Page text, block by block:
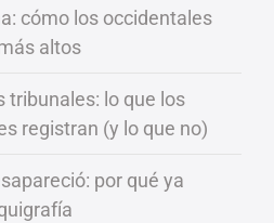
cómo los occidentales
altos
tribunales: lo que los
registran (y lo que no)
por qué ya